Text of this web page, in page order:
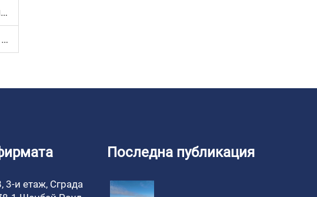
3-и етаж, Сграда
Последна публикация